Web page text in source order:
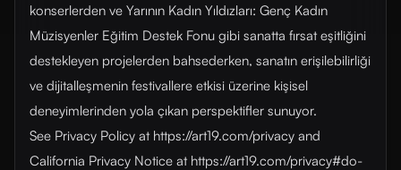
konserlerden ve Yarının Kadın Yıldızları: Genç Kadın
Müzisyenler Eğitim Destek Fonu gibi sanatta fırsat eşitliğini
destekleyen projelerden bahsederken, sanatın erişilebilirliği
ve dijitalleşmenin festivallere etkisi üzerine kişisel
deneyimlerinden yola çıkan perspektifler sunuyor.
See Privacy Policy at https://art19.com/privacy and
California Privacy Notice at https://art19.com/privacy#do-